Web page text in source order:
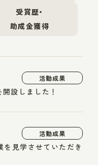
受賞歴・
助成金獲得
活動成果
設しました！
活動成果
を見学させていただき